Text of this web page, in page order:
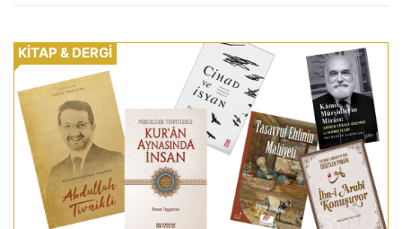
KİTAP & DERGİ